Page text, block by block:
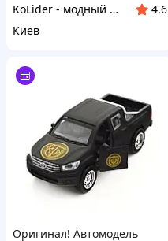
KoLider - модный магазин
4.6
Киев
Оригинал! Автомодель